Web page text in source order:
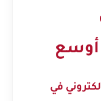
أوسع
في